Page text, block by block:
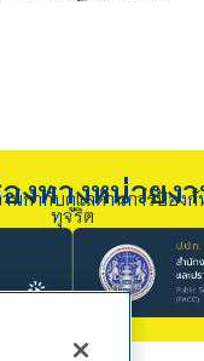
งทางหน่วยง
นกำกับดูแลด้านการป้อง
ทุจริต